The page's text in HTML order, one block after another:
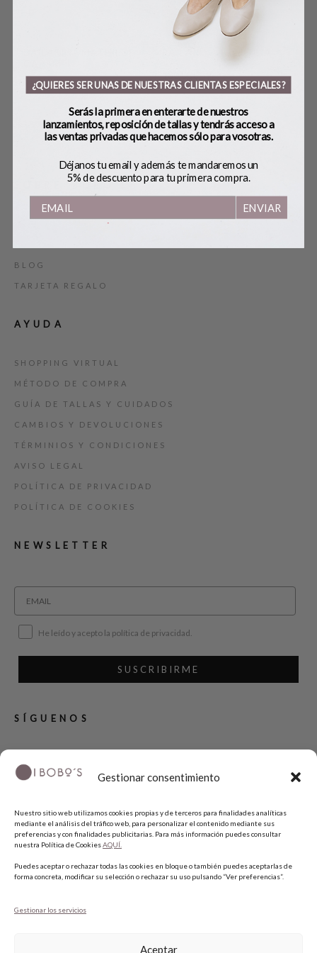
Gestionar consentimiento
Nuestro sitio web utilizamos cookies propias y de terceros para finalidades analíticas
mediante el análisis del tráfico web, para personalizar el contenido mediante sus
preferencias y con finalidades publicitarias. Para más información puedes consultar
nuestra Política de CookiesAQUÍ.
Puedes aceptar o rechazar todas las cookies en bloque o también puedes aceptarlas de
forma concreta, modificar su selección o rechazar su uso pulsando “Ver preferencias”.
Gestionar los servicios
Aceptar
190,00€
180,00€89,00€
SOBRE BOBO’S
BLOG
TARJETA REGALO
AYUDA
SHOPPING VIRTUAL
MÉTODO DE COMPRA
GUÍA DE TALLAS Y CUIDADOS
CAMBIOS Y DEVOLUCIONES
TÉRMINIOS Y CONDICIONES
AVISO LEGAL
POLÍTICA DE PRIVACIDAD
POLÍTICA DE COOKIES
NEWSLETTER
He leído y acepto la política de privacidad.
SUSCRIBIRME
SÍGUENOS
FACEBOOK
¿QUIERES SER UNAS DE NUESTRAS CLIENTAS ESPECIALES?
Serás la primera en enterarte de nuestros
lanzamientos, reposición de tallas y tendrás acceso a
las ventas privadas que hacemos sólo para vosotras.
Déjanos tu email y además te mandaremos un
5% de descuento para tu primera compra.
ENVIAR